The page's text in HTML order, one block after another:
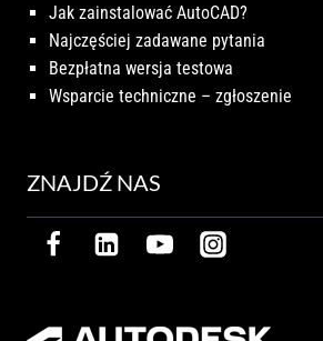
Jak zainstalować AutoCAD?
Najczęściej zadawane pytania
Bezpłatna wersja testowa
Wsparcie techniczne – zgłoszenie
ZNAJDŹ NAS